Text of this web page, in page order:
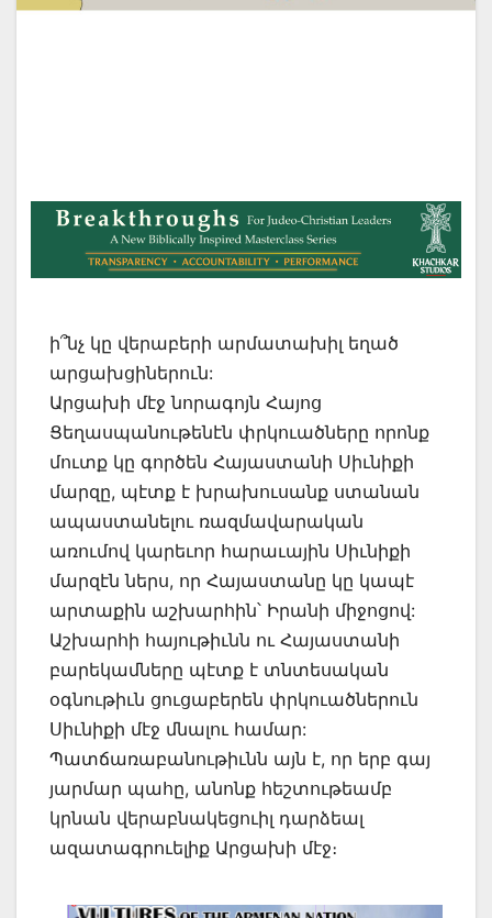
ի՞նչ կը վերաբերի արմատախիլ եղած
արցախցիներուն:
Արցախի մէջ նորագոյն Հայոց
Ցեղասպանութենէն փրկուածները որոնք
մուտք կը գործեն Հայաստանի Սիւնիքի
մարզը, պէտք է խրախուսանք ստանան
ապաստանելու ռազմավարական
առումով կարեւոր հարաւային Սիւնիքի
մարզէն ներս, որ Հայաստանը կը կապէ
արտաքին աշխարհին՝ Իրանի միջոցով:
Աշխարհի հայութիւնն ու Հայաստանի
բարեկամները պէտք է տնտեսական
օգնութիւն ցուցաբերեն փրկուածներուն
Սիւնիքի մէջ մնալու համար:
Պատճառաբանութիւնն այն է, որ երբ գայ
յարմար պահը, անոնք հեշտութեամբ
կրնան վերաբնակեցուիլ դարձեալ
ազատագրուելիք Արցախի մէջ։